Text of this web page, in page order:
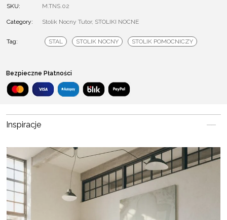
Tutor
SKU: M.TNS.02
Category: Stolik Nocny Tutor, STOLIKI NOCNE
Tag: STAL STOLIK NOCNY STOLIK POMOCNICZY
Bezpieczne Płatności
Inspiracje